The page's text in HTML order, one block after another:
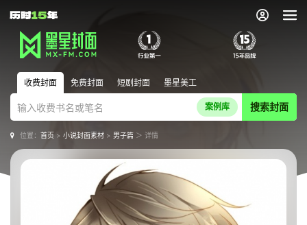
收费封面 免费封面 短剧封面 墨星美工
案例库 搜索封面
位置： 首页> 小说封面素材> 男子篇＞ 详情